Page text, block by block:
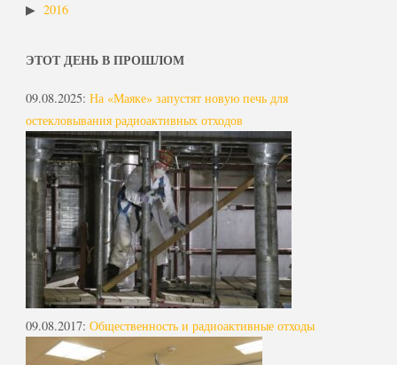
2016
ЭТОТ ДЕНЬ В ПРОШЛОМ
09.08.2025: На «Маяке» запустят новую печь для
остекловывания радиоактивных отходов
09.08.2017: Общественность и радиоактивные отходы